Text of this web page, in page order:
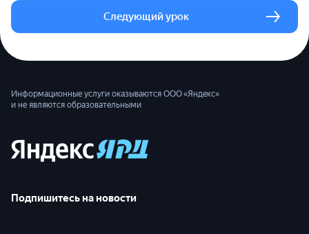
Следующий урок
Информационные услуги оказываются ООО «Яндекс»
и не являются образовательными
Подпишитесь на новости